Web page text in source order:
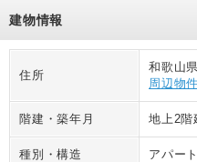
建物情報
住所
和歌山
周辺物
階建・築年月 地上2階
種別・構造 アパート